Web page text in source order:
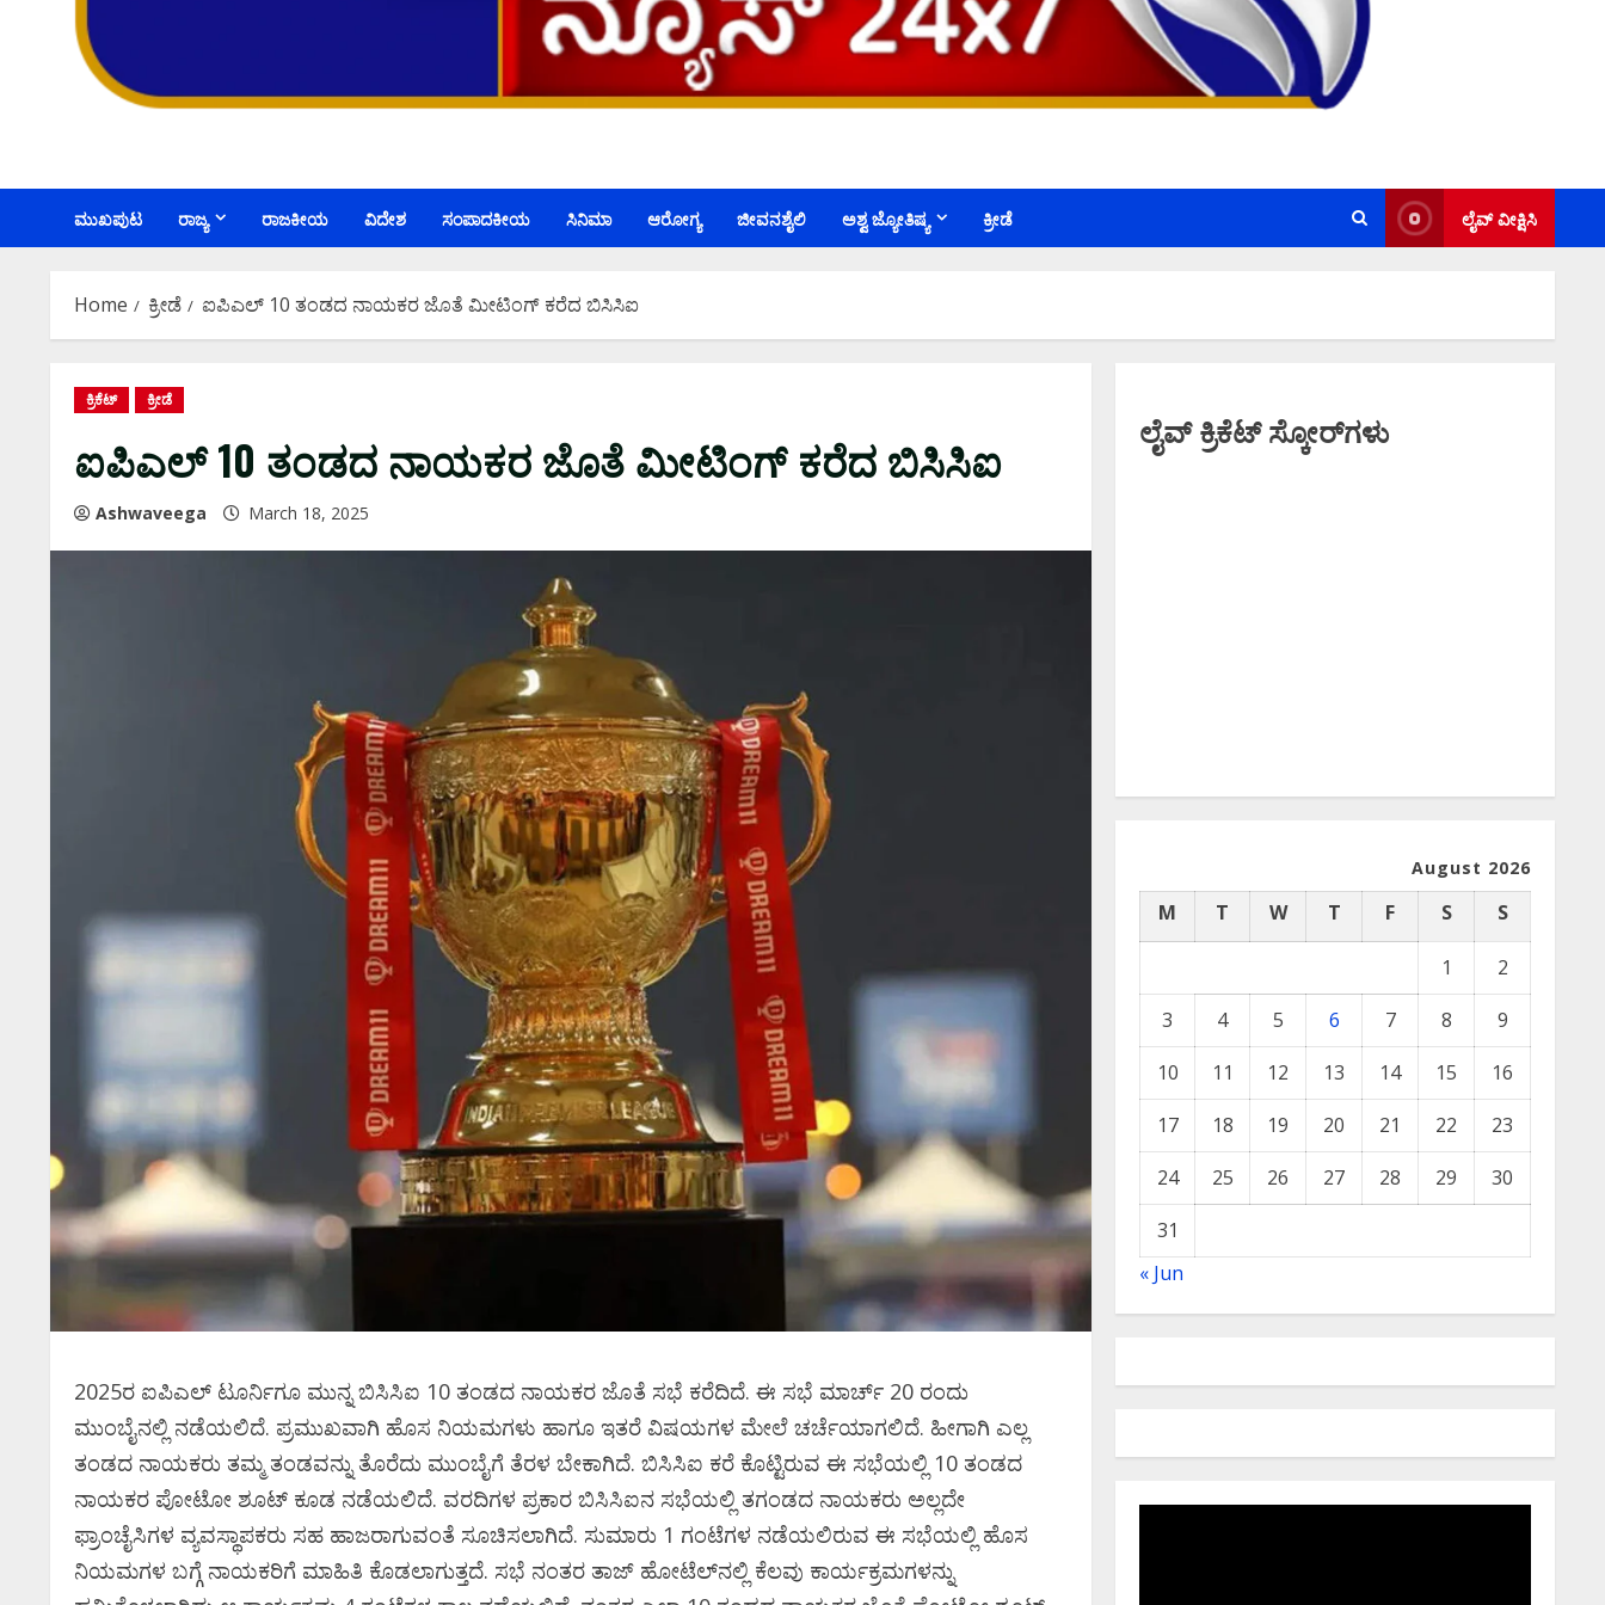
ಮುಖಪುಟ ರಾಜ್ಯ ರಾಜಕೀಯ ವಿದೇಶ ಸಂಪಾದಕೀಯ ಸಿನಿಮಾ ಆರೋಗ್ಯ ಜೀವನಶೈಲಿ ಅಶ್ವ ಜ್ಯೋತಿಷ್ಯ ಕ್ರೀಡೆ ಲೈವ್ ವೀಕ್ಷಿಸಿ
Home ಕ್ರೀಡೆ ಐಪಿಎಲ್‌ 10 ತಂಡದ ನಾಯಕರ ಜೊತೆ ಮೀಟಿಂಗ್‌ ಕರೆದ ಬಿಸಿಸಿಐ
ಕ್ರಿಕೆಟ್ ಕ್ರೀಡೆ
ಐಪಿಎಲ್‌ 10 ತಂಡದ ನಾಯಕರ ಜೊತೆ ಮೀಟಿಂಗ್‌ ಕರೆದ ಬಿಸಿಸಿಐ
Ashwaveega March 18, 2025
2025ರ ಐಪಿಎಲ್‌ ಟೂರ್ನಿಗೂ ಮುನ್ನ ಬಿಸಿಸಿಐ 10 ತಂಡದ ನಾಯಕರ ಜೊತೆ ಸಭೆ ಕರೆದಿದೆ. ಈ ಸಭೆ ಮಾರ್ಚ್‌ 20 ರಂದು
ಮುಂಬೈನಲ್ಲಿ ನಡೆಯಲಿದೆ. ಪ್ರಮುಖವಾಗಿ ಹೊಸ ನಿಯಮಗಳು ಹಾಗೂ ಇತರೆ ವಿಷಯಗಳ ಮೇಲೆ ಚರ್ಚೆಯಾಗಲಿದೆ. ಹೀಗಾಗಿ ಎಲ್ಲ
ತಂಡದ ನಾಯಕರು ತಮ್ಮ ತಂಡವನ್ನು ತೊರೆದು ಮುಂಬೈಗೆ ತೆರಳ ಬೇಕಾಗಿದೆ. ಬಿಸಿಸಿಐ ಕರೆ ಕೊಟ್ಟಿರುವ ಈ ಸಭೆಯಲ್ಲಿ 10 ತಂಡದ
ನಾಯಕರ ಪೋಟೋ ಶೂಟ್‌ ಕೂಡ ನಡೆಯಲಿದೆ. ವರದಿಗಳ ಪ್ರಕಾರ ಬಿಸಿಸಿಐನ ಸಭೆಯಲ್ಲಿ ತಗಂಡದ ನಾಯಕರು ಅಲ್ಲದೇ
ಫ್ರಾಂಚೈಸಿಗಳ ವ್ಯವಸ್ಥಾಪಕರು ಸಹ ಹಾಜರಾಗುವಂತೆ ಸೂಚಿಸಲಾಗಿದೆ. ಸುಮಾರು 1 ಗಂಟೆಗಳ ನಡೆಯಲಿರುವ ಈ ಸಭೆಯಲ್ಲಿ ಹೊಸ
ನಿಯಮಗಳ ಬಗ್ಗೆ ನಾಯಕರಿಗೆ ಮಾಹಿತಿ ಕೊಡಲಾಗುತ್ತದೆ. ಸಭೆ ನಂತರ ತಾಜ್‌ ಹೋಟೆಲ್‌ನಲ್ಲಿ ಕೆಲವು ಕಾರ್ಯಕ್ರಮಗಳನ್ನು
ಲೈವ್ ಕ್ರಿಕೆಟ್ ಸ್ಕೋರ್‌ಗಳು
August 2026
M T W T F S S
1
2
3
4 5 6 7 8
9
10
11 12 13 14 15
16
17
18 19 20 21 22
23
24
25 26 27 28 29
30
31
« Jun